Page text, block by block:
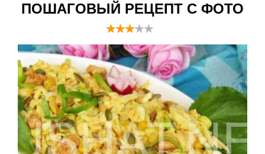
ПОШАГОВЫЙ РЕЦЕПТ С ФОТО